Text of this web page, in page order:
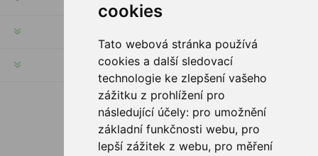
cookies
Tato webová stránka používá
cookies a další sledovací
technologie ke zlepšení vašeho
zážitku z prohlížení pro
následující účely: pro umožnění
základní funkčnosti webu, pro
lepší zážitek z webu, pro měření
INFORMACE
SLEDUJTE NÁS